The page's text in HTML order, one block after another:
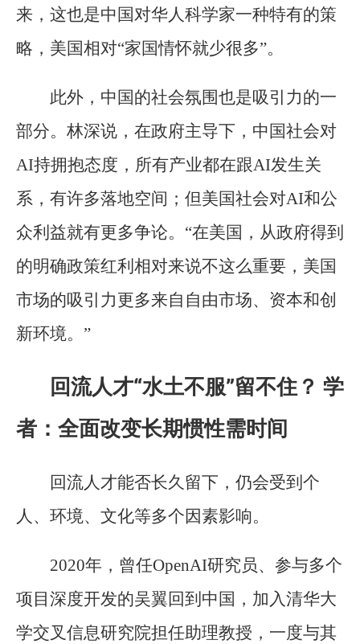
来，这也是中国对华人科学家一种特有的策
略，美国相对“家国情怀就少很多”。
此外，中国的社会氛围也是吸引力的一
部分。林深说，在政府主导下，中国社会对
AI持拥抱态度，所有产业都在跟AI发生关
系，有许多落地空间；但美国社会对AI和公
众利益就有更多争论。“在美国，从政府得到
的明确政策红利相对来说不这么重要，美国
市场的吸引力更多来自自由市场、资本和创
新环境。”
回流人才“水土不服”留不住？ 学
者：全面改变长期惯性需时间
回流人才能否长久留下，仍会受到个
人、环境、文化等多个因素影响。
2020年，曾任OpenAI研究员、参与多个
项目深度开发的吴翼回到中国，加入清华大
学交叉信息研究院担任助理教授，一度与其